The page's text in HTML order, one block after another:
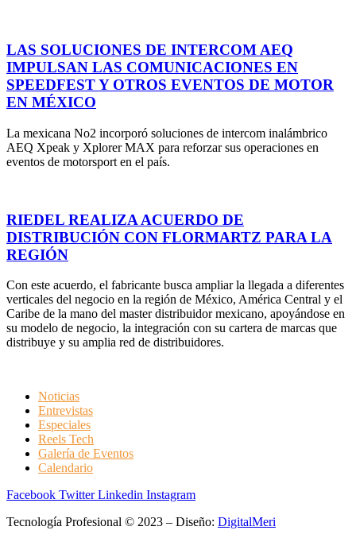
LAS SOLUCIONES DE INTERCOM AEQ
IMPULSAN LAS COMUNICACIONES EN
SPEEDFEST Y OTROS EVENTOS DE MOTOR
EN MÉXICO
La mexicana No2 incorporó soluciones de intercom inalámbrico
AEQ Xpeak y Xplorer MAX para reforzar sus operaciones en
eventos de motorsport en el país.
RIEDEL REALIZA ACUERDO DE
DISTRIBUCIÓN CON FLORMARTZ PARA LA
REGIÓN
Con este acuerdo, el fabricante busca ampliar la llegada a diferentes
verticales del negocio en la región de México, América Central y el
Caribe de la mano del master distribuidor mexicano, apoyándose en
su modelo de negocio, la integración con su cartera de marcas que
distribuye y su amplia red de distribuidores.
Noticias
Entrevistas
Especiales
Reels Tech
Galería de Eventos
Calendario
Facebook Twitter Linkedin Instagram
Tecnología Profesional © 2023 – Diseño: DigitalMeri